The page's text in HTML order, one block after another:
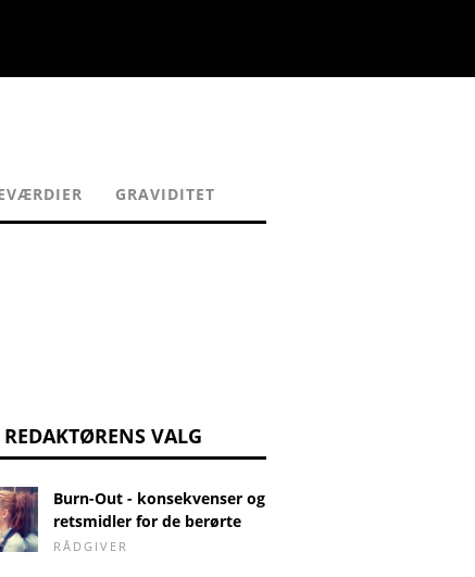
GRAVIDITET
REDAKTØRENS VALG
Burn-Out - konsekvenser og
retsmidler for de berørte
RÅDGIVER